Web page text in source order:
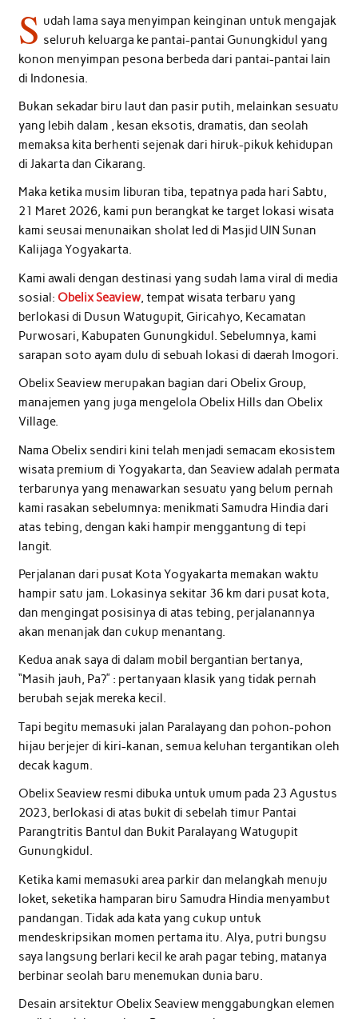
S udah lama saya menyimpan keinginan untuk mengajak
seluruh keluarga ke pantai-pantai Gunungkidul yang
konon menyimpan pesona berbeda dari pantai-pantai lain
di Indonesia.
Bukan sekadar biru laut dan pasir putih, melainkan sesuatu
yang lebih dalam , kesan eksotis, dramatis, dan seolah
memaksa kita berhenti sejenak dari hiruk-pikuk kehidupan
di Jakarta dan Cikarang.
Maka ketika musim liburan tiba, tepatnya pada hari Sabtu,
21 Maret 2026, kami pun berangkat ke target lokasi wisata
kami seusai menunaikan sholat Ied di Masjid UIN Sunan
Kalijaga Yogyakarta.
Kami awali dengan destinasi yang sudah lama viral di media
sosial: Obelix Seaview, tempat wisata terbaru yang
berlokasi di Dusun Watugupit, Giricahyo, Kecamatan
Purwosari, Kabupaten Gunungkidul. Sebelumnya, kami
sarapan soto ayam dulu di sebuah lokasi di daerah Imogori.
Obelix Seaview merupakan bagian dari Obelix Group,
manajemen yang juga mengelola Obelix Hills dan Obelix
Village.
Nama Obelix sendiri kini telah menjadi semacam ekosistem
wisata premium di Yogyakarta, dan Seaview adalah permata
terbarunya yang menawarkan sesuatu yang belum pernah
kami rasakan sebelumnya: menikmati Samudra Hindia dari
atas tebing, dengan kaki hampir menggantung di tepi
langit.
Perjalanan dari pusat Kota Yogyakarta memakan waktu
hampir satu jam. Lokasinya sekitar 36 km dari pusat kota,
dan mengingat posisinya di atas tebing, perjalanannya
akan menanjak dan cukup menantang.
Kedua anak saya di dalam mobil bergantian bertanya,
“Masih jauh, Pa?” : pertanyaan klasik yang tidak pernah
berubah sejak mereka kecil.
Tapi begitu memasuki jalan Paralayang dan pohon-pohon
hijau berjejer di kiri-kanan, semua keluhan tergantikan oleh
decak kagum.
Obelix Seaview resmi dibuka untuk umum pada 23 Agustus
2023, berlokasi di atas bukit di sebelah timur Pantai
Parangtritis Bantul dan Bukit Paralayang Watugupit
Gunungkidul.
Ketika kami memasuki area parkir dan melangkah menuju
loket, seketika hamparan biru Samudra Hindia menyambut
pandangan. Tidak ada kata yang cukup untuk
mendeskripsikan momen pertama itu. Alya, putri bungsu
saya langsung berlari kecil ke arah pagar tebing, matanya
berbinar seolah baru menemukan dunia baru.
Desain arsitektur Obelix Seaview menggabungkan elemen